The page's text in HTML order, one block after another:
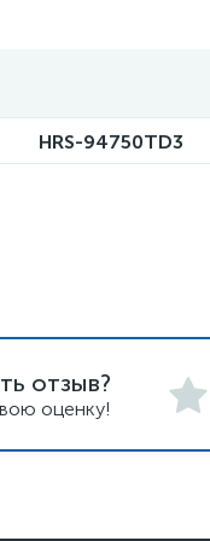
HRS-94750TD3
отзыв?
оценку!